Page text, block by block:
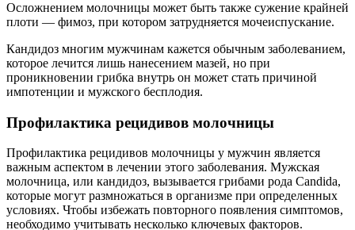
Осложнением молочницы может быть также сужение крайней
плоти — фимоз, при котором затрудняется мочеиспускание.
Кандидоз многим мужчинам кажется обычным заболеванием,
которое лечится лишь нанесением мазей, но при
проникновении грибка внутрь он может стать причиной
импотенции и мужского бесплодия.
Профилактика рецидивов молочницы
Профилактика рецидивов молочницы у мужчин является
важным аспектом в лечении этого заболевания. Мужская
молочница, или кандидоз, вызывается грибами рода Candida,
которые могут размножаться в организме при определенных
условиях. Чтобы избежать повторного появления симптомов,
необходимо учитывать несколько ключевых факторов.